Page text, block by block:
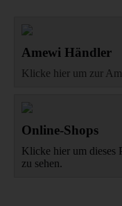
Amewi Händler
Klicke hier um zur
Online-Shops
Klicke hier um dieses
zu sehen.